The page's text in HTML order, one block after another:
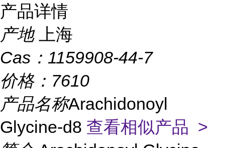
产品详情
产地
上海
Cas： 1159908-44-7
价格： 7610
产品名称Arachidonoyl
Glycine-d8 查看相似产品 >